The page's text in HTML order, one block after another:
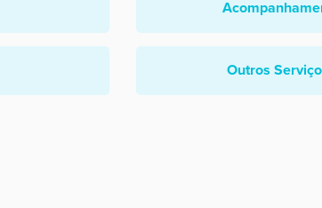
Outros